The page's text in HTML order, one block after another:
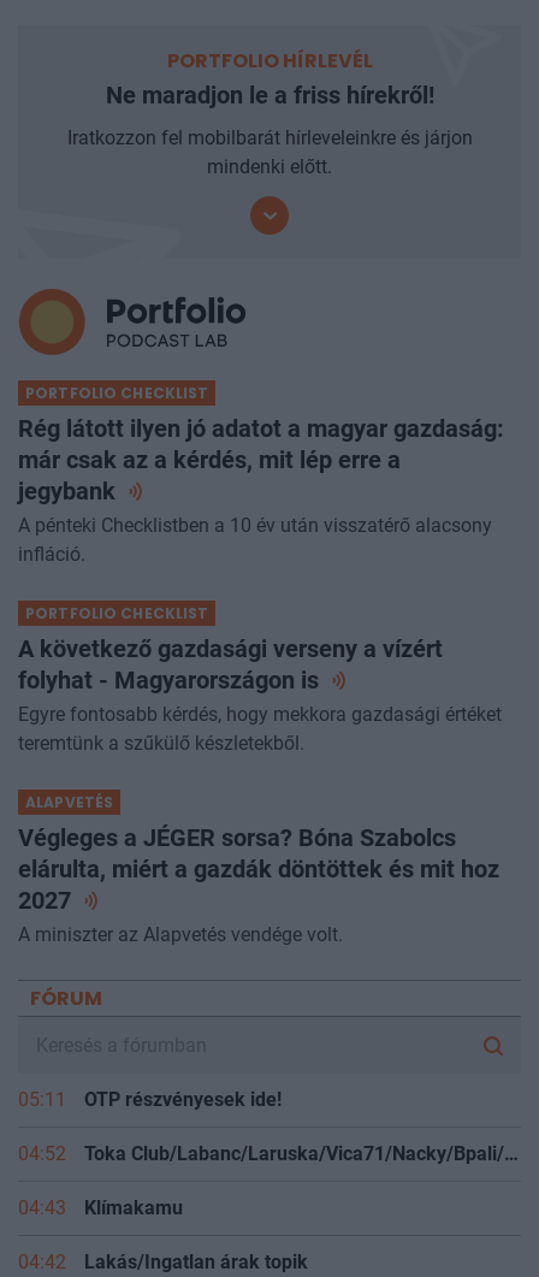
PORTFOLIO HÍRLEVÉL
Ne maradjon le a friss hírekről!
Iratkozzon fel mobilbarát hírleveleinkre és járjon
mindenki előtt.
PORTFOLIO CHECKLIST
Rég látott ilyen jó adatot a magyar gazdaság:
már csak az a kérdés, mit lép erre a
jegybank
A pénteki Checklistben a 10 év után visszatérő alacsony
infláció.
PORTFOLIO CHECKLIST
A következő gazdasági verseny a vízért
folyhat - Magyarországon is
Egyre fontosabb kérdés, hogy mekkora gazdasági értéket
teremtünk a szűkülő készletekből.
ALAPVETÉS
Végleges a JÉGER sorsa? Bóna Szabolcs
elárulta, miért a gazdák döntöttek és mit hoz
2027
A miniszter az Alapvetés vendége volt.
FÓRUM
05:11 OTP részvényesek ide!
04:52 Toka Club/Labanc/Laruska/Vica71/Nacky/Bpali/Oldrider/Josefernando/Mcbull/Kawaszabi
04:43 Klímakamu
04:42 Lakás/Ingatlan árak topik